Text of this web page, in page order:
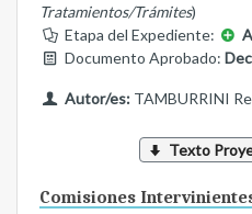
Tratamientos/Trámites)
Etapa del Expediente:
Documento Aprobado:
Autor/es:TAMBURRINI
Texto
Comisiones